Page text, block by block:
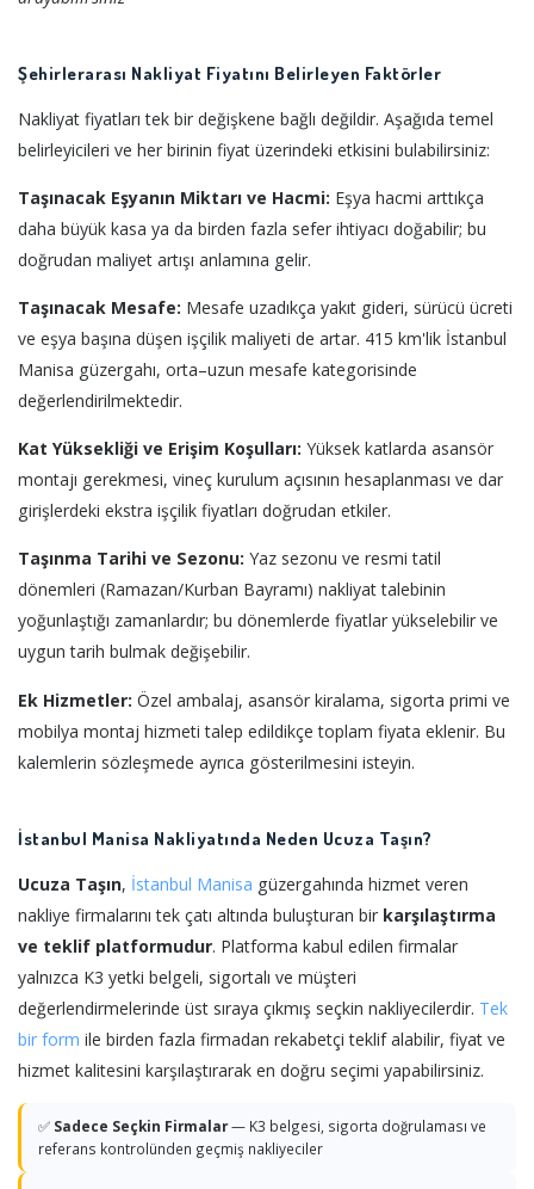
Şehirlerarası Nakliyat Fiyatını Belirleyen Faktörler
Nakliyat fiyatları tek bir değişkene bağlı değildir. Aşağıda temel
belirleyicileri ve her birinin fiyat üzerindeki etkisini bulabilirsiniz:
Taşınacak Eşyanın Miktarı ve Hacmi: Eşya hacmi arttıkça
daha büyük kasa ya da birden fazla sefer ihtiyacı doğabilir; bu
doğrudan maliyet artışı anlamına gelir.
Taşınacak Mesafe: Mesafe uzadıkça yakıt gideri, sürücü ücreti
ve eşya başına düşen işçilik maliyeti de artar. 415 km'lik İstanbul
Manisa güzergahı, orta–uzun mesafe kategorisinde
değerlendirilmektedir.
Kat Yüksekliği ve Erişim Koşulları: Yüksek katlarda asansör
montajı gerekmesi, vineç kurulum açısının hesaplanması ve dar
girişlerdeki ekstra işçilik fiyatları doğrudan etkiler.
Taşınma Tarihi ve Sezonu: Yaz sezonu ve resmi tatil
dönemleri (Ramazan/Kurban Bayramı) nakliyat talebinin
yoğunlaştığı zamanlardır; bu dönemlerde fiyatlar yükselebilir ve
uygun tarih bulmak değişebilir.
Ek Hizmetler: Özel ambalaj, asansör kiralama, sigorta primi ve
mobilya montaj hizmeti talep edildikçe toplam fiyata eklenir. Bu
kalemlerin sözleşmede ayrıca gösterilmesini isteyin.
İstanbul Manisa Nakliyatında Neden Ucuza Taşın?
Ucuza Taşın, İstanbul Manisa güzergahında hizmet veren
nakliye firmalarını tek çatı altında buluşturan bir karşılaştırma
ve teklif platformudur. Platforma kabul edilen firmalar
yalnızca K3 yetki belgeli, sigortalı ve müşteri
değerlendirmelerinde üst sıraya çıkmış seçkin nakliyecilerdir. Tek
bir form ile birden fazla firmadan rekabetçi teklif alabilir, fiyat ve
hizmet kalitesini karşılaştırarak en doğru seçimi yapabilirsiniz.
✅ Sadece Seçkin Firmalar— K3 belgesi, sigorta doğrulaması ve
referans kontrolünden geçmiş nakliyeciler